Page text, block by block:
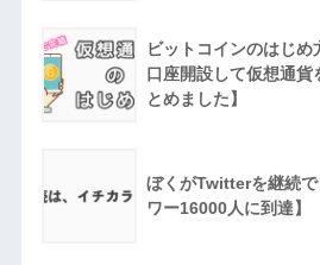
ビットコインのはじ
口座開設して仮想通貨
とめました】
ぼくがTwitterを継続
ワー16000人に到達】